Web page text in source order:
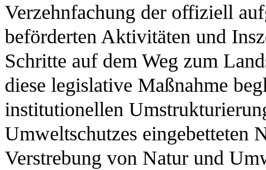
Verzehnfachung der offiziell
beförderten Aktivitäten und
Schritte auf dem Weg zum
diese legislative Maßnahme
institutionellen
Umweltschutzes eingebetteten
Verstrebung von Natur und